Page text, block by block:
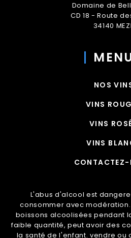
Domaine de
CD 18 - Route
34140
NOS
VINS
VINS
VINS
CONTACTEZ-
L'abus d'alcool est
consommer avec
boissons alcoolisées pendant
faible quantité, peut avoir des
la santé de l'enfant. vendre ou